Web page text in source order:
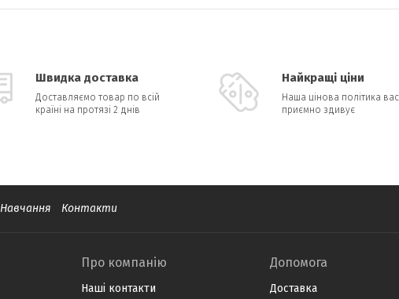
Швидка доставка
Доставляємо товар по всій
країні на протязі 2 днів
Найкращі ціни
Наша цінова політика вас
приємно здивує
Навчання Контакти
Про компанію
Наші контакти
Допомога
Доставка